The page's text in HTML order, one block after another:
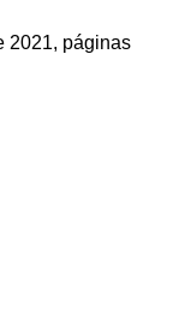
2021, páginas